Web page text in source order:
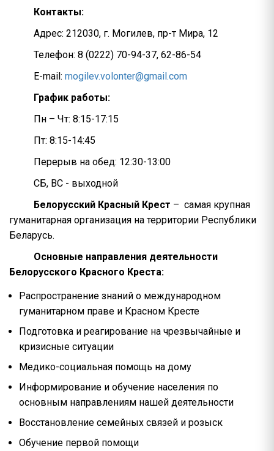
Контакты:
Адрес: 212030, г. Могилев, пр-т Мира, 12
Телефон: 8 (0222) 70-94-37, 62-86-54
E-mail: mogilev.volonter@gmail.com
График работы:
Пн – Чт: 8:15-17:15
Пт: 8:15-14:45
Перерыв на обед: 12:30-13:00
CБ, ВС - выходной
Белорусский Красный Крест – самая крупная
гуманитарная организация на территории Республики
Беларусь.
Основные направления деятельности
Белорусского Красного Креста:
Распространение знаний о международном
гуманитарном праве и Красном Кресте
Подготовка и реагирование на чрезвычайные и
кризисные ситуации
Медико-социальная помощь на дому
Информирование и обучение населения по
основным направлениям нашей деятельности
Восстановление семейных связей и розыск
Обучение первой помощи